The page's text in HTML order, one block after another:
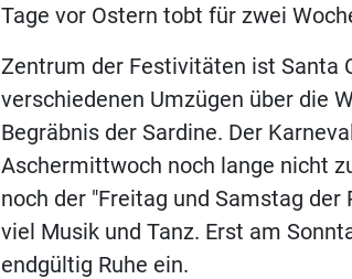
Tage vor Ostern tobt für zwei
Zentrum der Festivitäten ist Santa
verschiedenen Umzügen über die
Begräbnis der Sardine. Der
Aschermittwoch noch lange nicht
noch der "Freitag und Samstag
viel Musik und Tanz. Erst am
endgültig Ruhe ein.